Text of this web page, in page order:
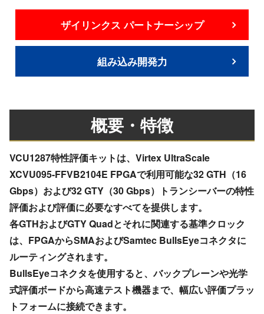
ザイリンクス パートナーシップ
組み込み開発力
概要・特徴
VCU1287特性評価キットは、Virtex UltraScale
XCVU095-FFVB2104E FPGAで利用可能な32 GTH（16
Gbps）および32 GTY（30 Gbps）トランシーバーの特性
評価および評価に必要なすべてを提供します。
各GTHおよびGTY Quadとそれに関連する基準クロック
は、FPGAからSMAおよびSamtec BullsEyeコネクタに
ルーティングされます。
BullsEyeコネクタを使用すると、バックプレーンや光学
式評価ボードから高速テスト機器まで、幅広い評価プラッ
トフォームに接続できます。